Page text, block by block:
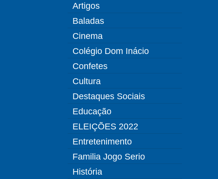
Artigos
Baladas
Cinema
Colégio Dom Inácio
Confetes
Cultura
Destaques Sociais
Educação
ELEIÇÕES 2022
Entretenimento
Familia Jogo Serio
História